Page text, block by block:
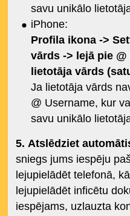
savu unikālo
iPhone:
Profila ikona ->
vārds -> lejā pie
lietotāja vārds
Ja lietotāja vārds
@ Username, kur
savu unikālo
5. Atslēdziet
sniegs jums iespēju
lejupielādēt telefonā,
lejupielādēt inficētu
iespējams, uzlauzta